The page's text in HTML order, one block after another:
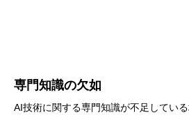
専門知識の欠如
AI技術に関する専門知識が不足してい